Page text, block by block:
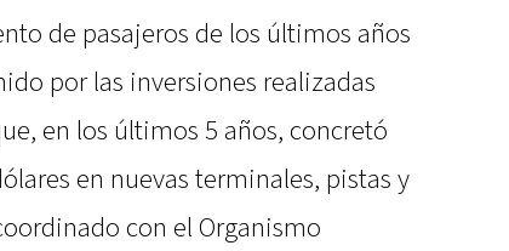
de pasajeros de los últimos años
por las inversiones realizadas
en los últimos 5 años, concretó
en nuevas terminales, pistas y
con el Organismo